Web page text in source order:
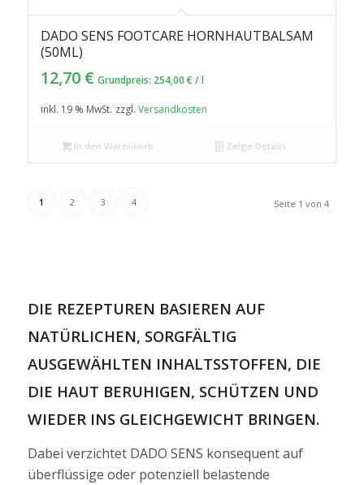
DADO SENS FOOTCARE HORNHAUTBALSAM
(50ML)
12,70 € Grundpreis: 254,00 € /l
inkl. 19 % MwSt. zzgl. Versandkosten
In den Warenkorb Zeige Details
Seite 1 von 4
1 2 3 4
DIE REZEPTUREN BASIEREN AUF
NATÜRLICHEN, SORGFÄLTIG
AUSGEWÄHLTEN INHALTSSTOFFEN, DIE
DIE HAUT BERUHIGEN, SCHÜTZEN UND
WIEDER INS GLEICHGEWICHT BRINGEN.
Dabei verzichtet DADO SENS konsequent auf
überflüssige oder potenziell belastende